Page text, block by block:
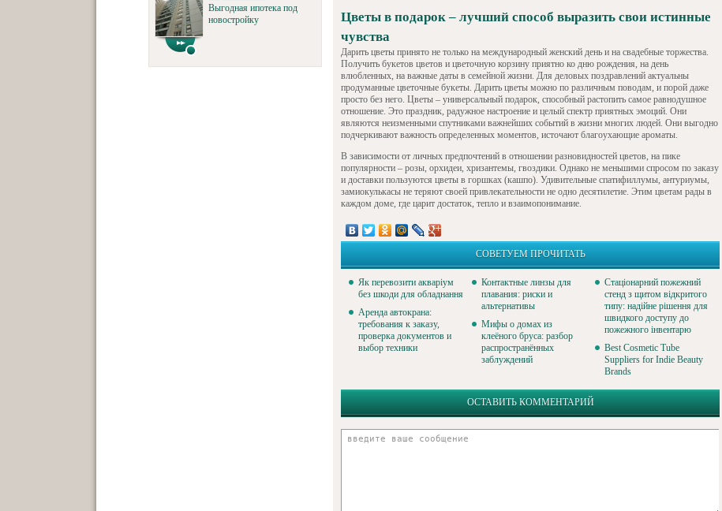
Выгодная ипотека под
новостройку
Цветы в подарок – лучший способ выразить свои истинные
чувства
Дарить цветы принято не только на международный женский день и на свадебные торжества.
Получить букетов цветов и цветочную корзину приятно ко дню рождения, на день
влюбленных, на важные даты в семейной жизни. Для деловых поздравлений актуальны
продуманные цветочные букеты. Дарить цветы можно по различным поводам, и порой даже
просто без него. Цветы – универсальный подарок, способный растопить самое равнодушное
отношение. Это праздник, радужное настроение и целый спектр приятных эмоций. Они
являются неизменными спутниками важнейших событий в жизни многих людей. Они выгодно
подчеркивают важность определенных моментов, источают благоухающие ароматы.
В зависимости от личных предпочтений в отношении разновидностей цветов, на пике
популярности – розы, орхидеи, хризантемы, гвоздики. Однако не меньшими спросом по заказу
и доставки пользуются цветы в горшках (кашпо). Удивительные спатифиллумы, антуриумы,
замиокулькасы не теряют своей привлекательности не одно десятилетие. Этим цветам рады в
каждом доме, где царит достаток, тепло и взаимопонимание.
СОВЕТУЕМ ПРОЧИТАТЬ
Як перевозити акваріум
без шкоди для обладнання
Аренда автокрана:
требования к заказу,
проверка документов и
выбор техники
Контактные линзы для
плавания: риски и
альтернативы
Мифы о домах из
клеёного бруса: разбор
распространённых
заблуждений
Стаціонарний пожежний
стенд з щитом відкритого
типу: надійне рішення для
швидкого доступу до
пожежного інвентарю
Best Cosmetic Tube
Suppliers for Indie Beauty
Brands
ОСТАВИТЬ КОММЕНТАРИЙ